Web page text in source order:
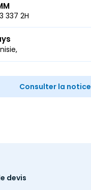
337 2H
Consulter la notice
devis